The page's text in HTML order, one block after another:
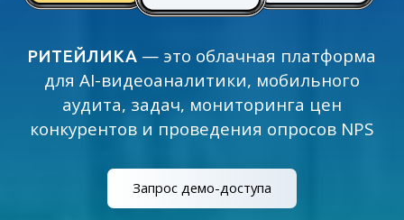
РИТЕЙЛИКА — это облачная платформа
для AI-видеоаналитики, мобильного
аудита, задач, мониторинга цен
конкурентов и проведения опросов NPS
Запрос демо-доступа